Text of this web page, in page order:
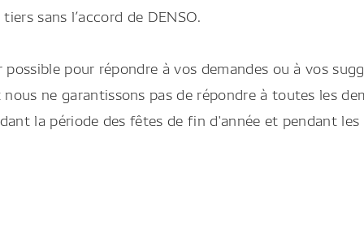
sans l’accord de DENSO.
pour répondre à vos demandes ou à vos
ne garantissons pas de répondre à toutes les
la période des fêtes de fin d'année et pendant